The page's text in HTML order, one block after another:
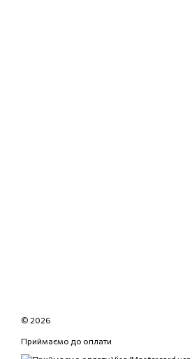
© 2026
Приймаємо до оплати